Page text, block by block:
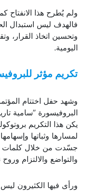
ولم يُطرح هذا الانفتاح
فالهدف ليس استبدال
وتحسين اتخاذ القرار،
اليومية.
تكريم مؤثر
وشهد حفل اختتام
البروفيسورة ”سامية
يكن هذا التكريم
لمسارها وثباتها
جسّدت من خلال كلمات
والتواضع والالتزام
ورأى فيها الكثيرون